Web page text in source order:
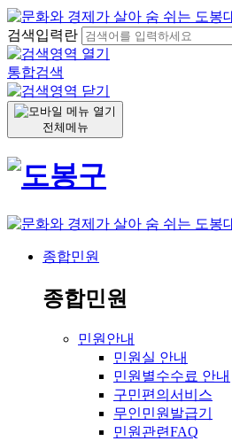
검색입력란
통합검색
전체메뉴
종합민원
종합민원
민원안내
민원실 안내
민원별수수료 안내
구민편의서비스
무인민원발급기
민원관련FAQ